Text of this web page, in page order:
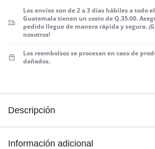
Los envíos son de 2 a 3 días hábiles a todo
Guatemala tienen un costo de Q.35.00.
pedido llegue de manera rápida y segura.
nosotros!
Los reembolsos se procesan en caso de
dañados.
Descripción
Información adicional